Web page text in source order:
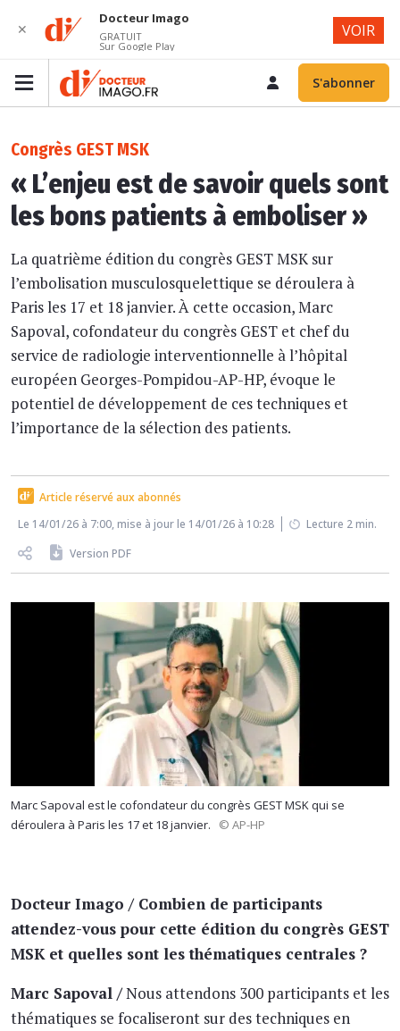
S'abonner
Congrès GEST MSK
« L’enjeu est de savoir quels sont
les bons patients à emboliser »
La quatrième édition du congrès GEST MSK sur
l’embolisation musculosquelettique se déroulera à
Paris les 17 et 18 janvier. À cette occasion, Marc
Sapoval, cofondateur du congrès GEST et chef du
service de radiologie interventionnelle à l’hôpital
européen Georges-Pompidou-AP-HP, évoque le
potentiel de développement de ces techniques et
l’importance de la sélection des patients.
Article réservé aux abonnés
Le 14/01/26 à 7:00, mise à jour le 14/01/26 à 10:28
Lecture 2 min.
Version PDF
Marc Sapoval est le cofondateur du congrès GEST MSK qui se
déroulera à Paris les 17 et 18 janvier.
© AP-HP
Docteur Imago / Combien de participants
attendez-vous pour cette édition du congrès GEST
MSK et quelles sont les thématiques centrales ?
Marc Sapoval /Nous attendons 300 participants et les
thématiques se focaliseront sur des techniques en
✕
Docteur Imago
GRATUIT
Sur Google Play
VOIR